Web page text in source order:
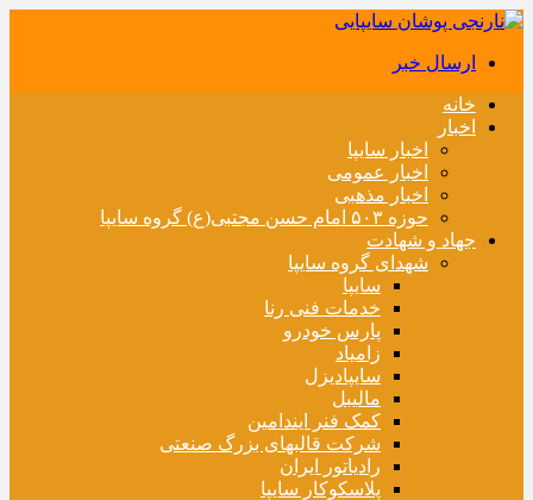
ارسال خبر
خانه
اخبار
اخبار سایپا
اخبار عمومی
اخبار مذهبی
حوزه ۵۰۳ امام حسن مجتبی(ع) گروه سایپا
جهاد و شهادت
شهدای گروه سایپا
سایپا
خدمات فنی رنا
پارس خودرو
زامیاد
سایپادیزل
مالیبل
کمک فنر ایندامین
شرکت قالبهای بزرگ صنعتی
رادیاتور ایران
پلاسکوکار سایپا